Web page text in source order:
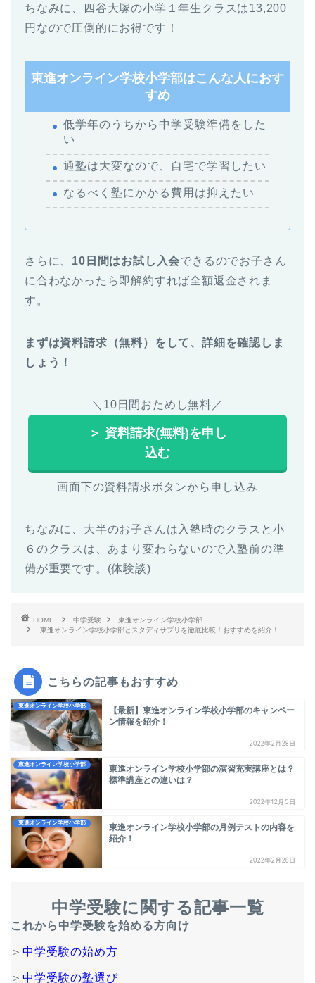
ちなみに、四谷大塚の小学１年生クラスは13,200
円なので圧倒的にお得です！
東進オンライン学校小学部はこんな人におす
すめ
低学年のうちから中学受験準備をした
い
通塾は大変なので、自宅で学習したい
なるべく塾にかかる費用は抑えたい
さらに、 10日間はお試し入会できるのでお子さん
に合わなかったら即解約すれば全額返金されま
す。
まずは資料請求（無料）をして、詳細を確認しま
しょう！
＼10日間おためし無料／
＞ 資料請求(無料)を申し
込む
画面下の資料請求ボタンから申し込み
ちなみに、大半のお子さんは入塾時のクラスと小
６のクラスは、あまり変わらないので入塾前の準
備が重要です。(体験談)
HOME 中学受験
東進オンライン学校小学部
東進オンライン学校小学部とスタディサプリを徹底比較！おすすめを紹介！
こちらの記事もおすすめ
東進オンライン学校小学部
【最新】東進オンライン学校小学部のキャンペー
ン情報を紹介！
2022年2月28日
東進オンライン学校小学部
東進オンライン学校小学部の演習充実講座とは？
標準講座との違いは？
2022年12月5日
東進オンライン学校小学部
東進オンライン学校小学部の月例テストの内容を
紹介！
2022年2月28日
中学受験に関する記事一覧
これから中学受験を始める方向け
＞ 中学受験の始め方
＞ 中学受験の塾選び